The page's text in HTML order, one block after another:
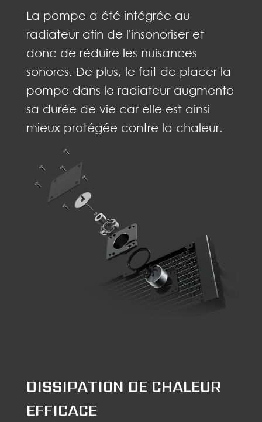
La pompe a été intégrée au
radiateur afin de l'insonoriser et
donc de réduire les nuisances
sonores. De plus, le fait de placer la
pompe dans le radiateur augmente
sa durée de vie car elle est ainsi
mieux protégée contre la chaleur.
DISSIPATION DE CHALEUR
EFFICACE